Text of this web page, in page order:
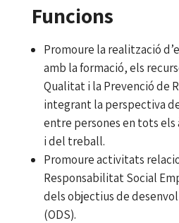
Funcions
Promoure la realització
amb la formació, els
Qualitat i la Prevenció de
integrant la perspectiva
entre persones en tots els
i del treball.
Promoure activitats
Responsabilitat Social
dels objectius de
(ODS).